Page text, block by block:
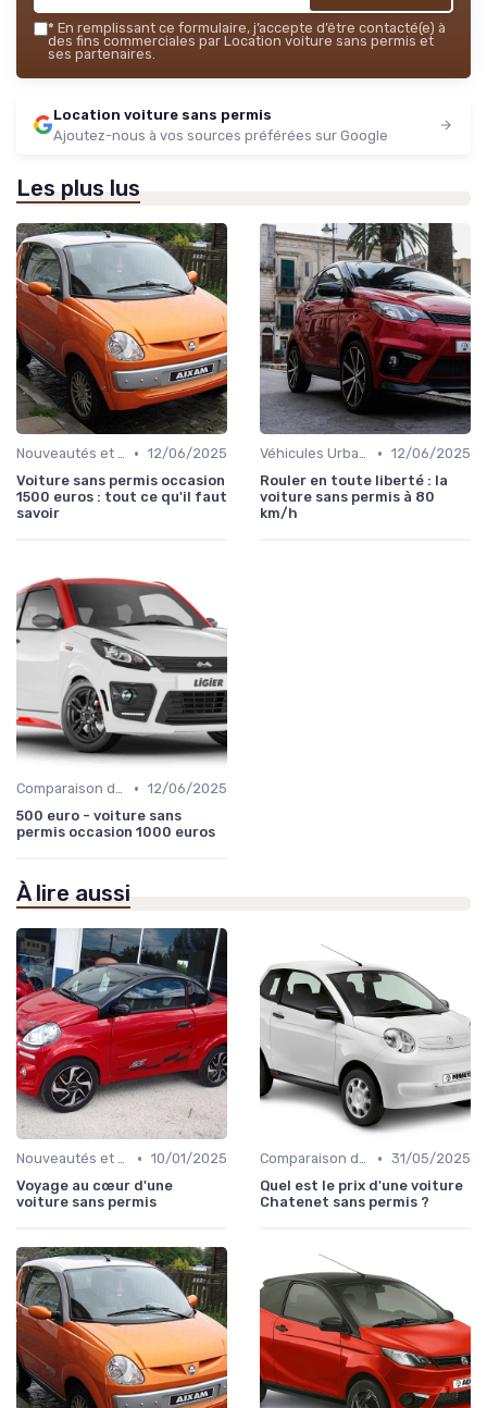
* En remplissant ce formulaire, j’accepte d’être contacté(e) à
des fins commerciales par Location voiture sans permis et
ses partenaires.
Location voiture sans permis
Ajoutez-nous à vos sources préférées sur Google
Les plus lus
Nouveautés et Tendances • 12/06/2025
Voiture sans permis occasion
1500 euros : tout ce qu'il faut
savoir
Véhicules Urbains • 12/06/2025
Rouler en toute liberté : la
voiture sans permis à 80
km/h
Comparaison des Modèles • 12/06/2025
500 euro - voiture sans
permis occasion 1000 euros
À lire aussi
Nouveautés et Tendances • 10/01/2025
Voyage au cœur d'une
voiture sans permis
Comparaison des Modèles • 31/05/2025
Quel est le prix d'une voiture
Chatenet sans permis ?